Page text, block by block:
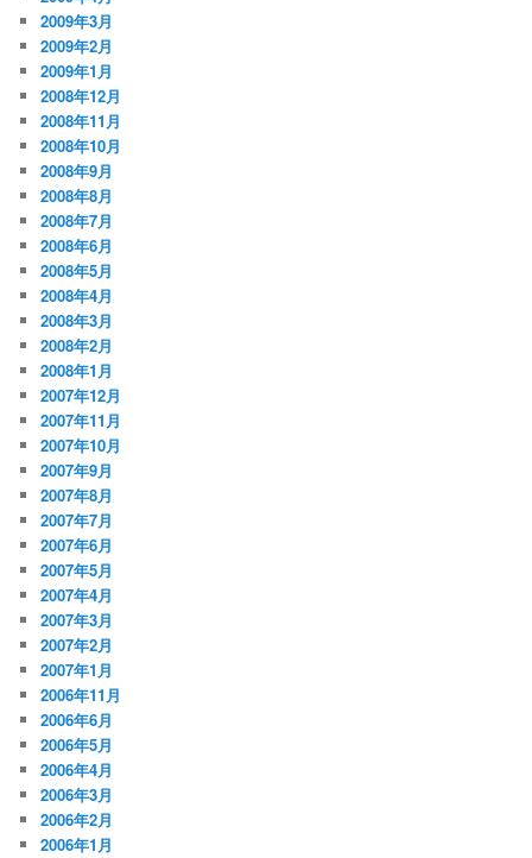
2009年3月
2009年2月
2009年1月
2008年12月
2008年11月
2008年10月
2008年9月
2008年8月
2008年7月
2008年6月
2008年5月
2008年4月
2008年3月
2008年2月
2008年1月
2007年12月
2007年11月
2007年10月
2007年9月
2007年8月
2007年7月
2007年6月
2007年5月
2007年4月
2007年3月
2007年2月
2007年1月
2006年11月
2006年6月
2006年5月
2006年4月
2006年3月
2006年2月
2006年1月